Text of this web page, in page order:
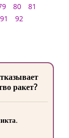
80
81
91
92
ракет?